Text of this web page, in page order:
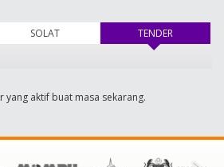
SOLAT TENDER
yang aktif buat masa sekarang.